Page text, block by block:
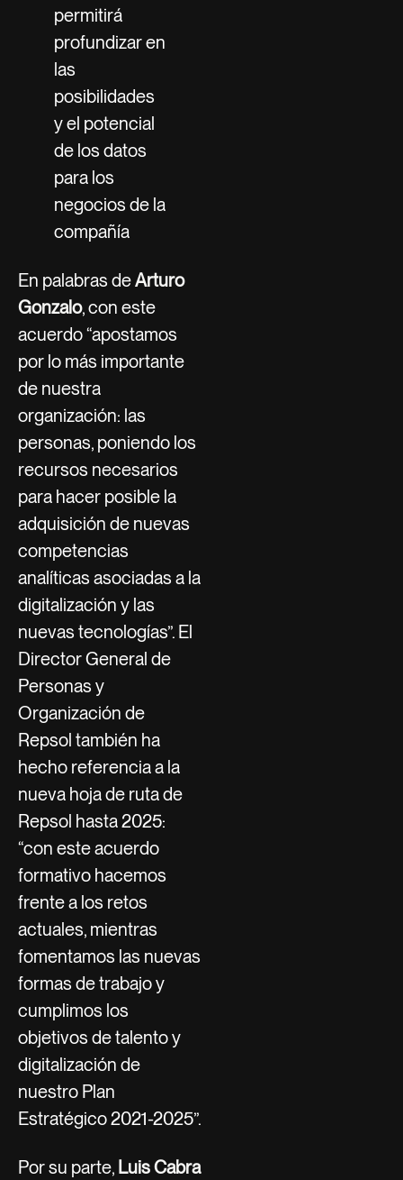
permitirá
profundizar en
las
posibilidades
y el potencial
de los datos
para los
negocios de la
compañía
En palabras deArturo
Gonzalo, con este
acuerdo “apostamos
por lo más importante
de nuestra
organización: las
personas, poniendo los
recursos necesarios
para hacer posible la
adquisición de nuevas
competencias
analíticas asociadas a la
digitalización y las
nuevas tecnologías”. El
Director General de
Personas y
Organización de
Repsol también ha
hecho referencia a la
nueva hoja de ruta de
Repsol hasta 2025:
“con este acuerdo
formativo hacemos
frente a los retos
actuales, mientras
fomentamos las nuevas
formas de trabajo y
cumplimos los
objetivos de talento y
digitalización de
nuestro Plan
Estratégico 2021-2025”.
Por su parte, Luis Cabra